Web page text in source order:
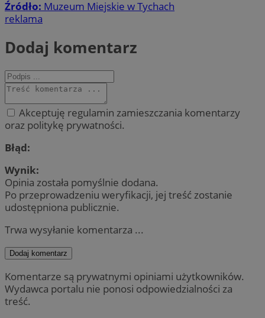
Źródło: Muzeum Miejskie w Tychach
reklama
Dodaj komentarz
Akceptuję regulamin zamieszczania komentarzy
oraz politykę prywatności.
Błąd:
Wynik:
Opinia została pomyślnie dodana.
Po przeprowadzeniu weryfikacji, jej treść zostanie
udostępniona publicznie.
Trwa wysyłanie komentarza ...
Dodaj komentarz
Komentarze są prywatnymi opiniami użytkowników.
Wydawca portalu nie ponosi odpowiedzialności za
treść.